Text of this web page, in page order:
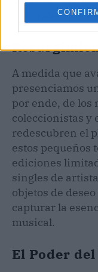
culturales que
A medida que
presenciamos
por ende, de los
coleccionistas y
redescubren el
estos pequeños
ediciones
singles de
objetos de
capturar la
musical.
El Poder